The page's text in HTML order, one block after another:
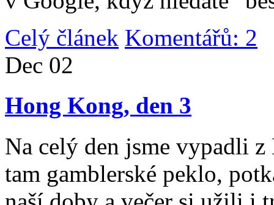
Celý článek Komentářů: 2
Dec 02
Hong Kong, den 3
Na celý den jsme vypadli
tam gamblerské peklo,